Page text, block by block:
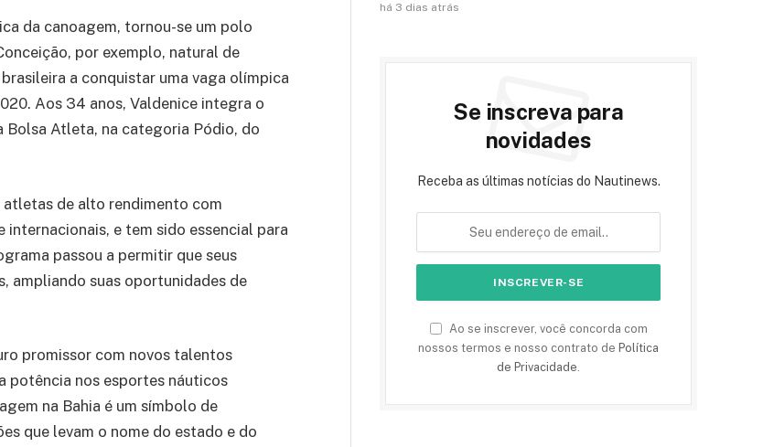
da canoagem, tornou-se um polo
por exemplo, natural de
a conquistar uma vaga olímpica
Aos 34 anos, Valdenice integra o
Atleta, na categoria Pódio, do
de alto rendimento com
e tem sido essencial para
passou a permitir que seus
ampliando suas oportunidades de
promissor com novos talentos
potência nos esportes náuticos
na Bahia é um símbolo de
que levam o nome do estado e do
há 3 dias atrás
Se inscreva para
novidades
Receba as últimas notícias do Nautinews.
Ao se inscrever, você concorda com
nossos termos e nosso contrato de Política
de Privacidade